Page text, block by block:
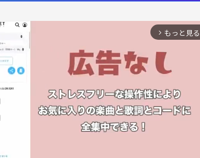
arrow_forward_ios もっと見る